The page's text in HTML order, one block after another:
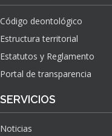
Código deontológico
Estructura territorial
Estatutos y Reglamento
Portal de transparencia
SERVICIOS
Noticias